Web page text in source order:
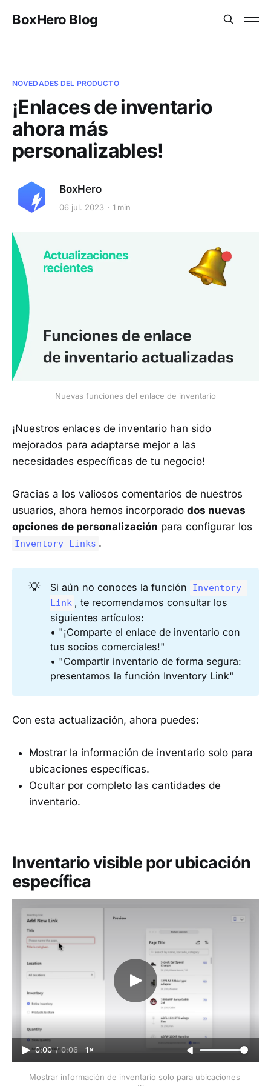
BoxHero Blog
NOVEDADES DEL PRODUCTO
¡Enlaces de inventario
ahora más
personalizables!
BoxHero
06 jul. 2023 1 min
Nuevas funciones del enlace de inventario
¡Nuestros enlaces de inventario han sido
mejorados para adaptarse mejor a las
necesidades específicas de tu negocio!
Gracias a los valiosos comentarios de nuestros
usuarios, ahora hemos incorporado dos nuevas
opciones de personalización para configurar los
Inventory Links .
💡 Si aún no conoces la función
Inventory
Link , te recomendamos consultar los
siguientes artículos:
• "¡Comparte el enlace de inventario con
tus socios comerciales!"
• "Compartir inventario de forma segura:
presentamos la función Inventory Link"
Con esta actualización, ahora puedes:
Mostrar la información de inventario solo para
ubicaciones específicas.
Ocultar por completo las cantidades de
inventario.
Inventario visible por ubicación
específica
0:00 / 0:06 1×
Mostrar información de inventario solo para ubicaciones